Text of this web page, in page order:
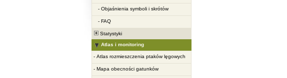
- Objaśnienia symboli i skrótów
- FAQ
Statystyki
Atlas i monitoring
- Atlas rozmieszczenia ptaków lęgowych
- Mapa obecności gatunków